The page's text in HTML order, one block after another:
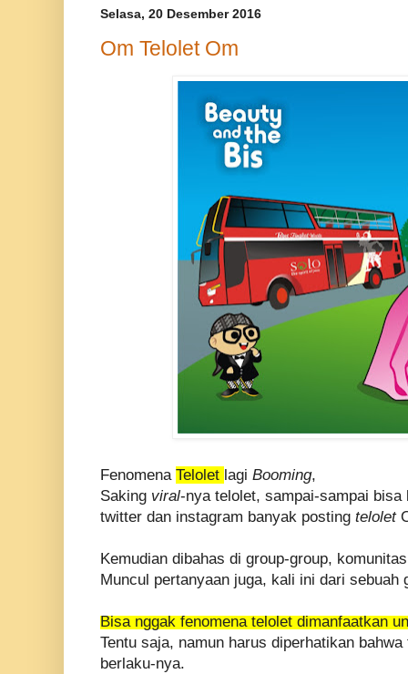
Selasa, 20 Desember 2016
Om Telolet Om
Fenomena Telolet lagi Booming,
Saking viral-nya telolet, sampai-sampai
twitter dan instagram banyak posting telolet
Kemudian dibahas di group-group,
Muncul pertanyaan juga, kali ini dari sebuah
Bisa nggak fenomena telolet dimanfaatkan
Tentu saja, namun harus diperhatikan
berlaku-nya.